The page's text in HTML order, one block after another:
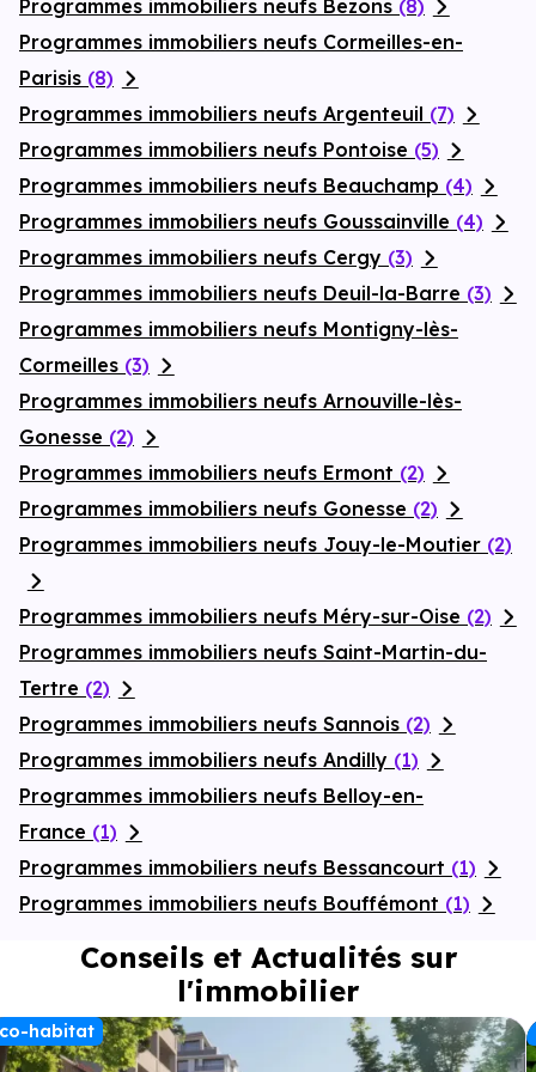
Programmes immobiliers neufs Bezons (8)
Programmes immobiliers neufs Cormeilles-en-
Parisis (8)
Programmes immobiliers neufs Argenteuil (7)
Programmes immobiliers neufs Pontoise (5)
Programmes immobiliers neufs Beauchamp (4)
Programmes immobiliers neufs Goussainville (4)
Programmes immobiliers neufs Cergy (3)
Programmes immobiliers neufs Deuil-la-Barre (3)
Programmes immobiliers neufs Montigny-lès-
Cormeilles (3)
Programmes immobiliers neufs Arnouville-lès-
Gonesse (2)
Programmes immobiliers neufs Ermont (2)
Programmes immobiliers neufs Gonesse (2)
Programmes immobiliers neufs Jouy-le-Moutier (2)
Programmes immobiliers neufs Méry-sur-Oise (2)
Programmes immobiliers neufs Saint-Martin-du-
Tertre (2)
Programmes immobiliers neufs Sannois (2)
Programmes immobiliers neufs Andilly (1)
Programmes immobiliers neufs Belloy-en-
France (1)
Programmes immobiliers neufs Bessancourt (1)
Programmes immobiliers neufs Bouffémont (1)
Conseils et Actualités sur
l'immobilier
habitat